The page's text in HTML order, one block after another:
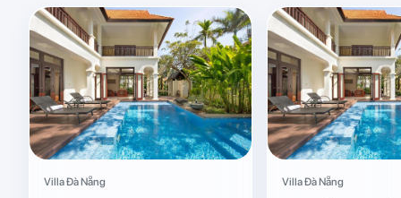
Villa Đà Nẵng Villa Đà Nẵng